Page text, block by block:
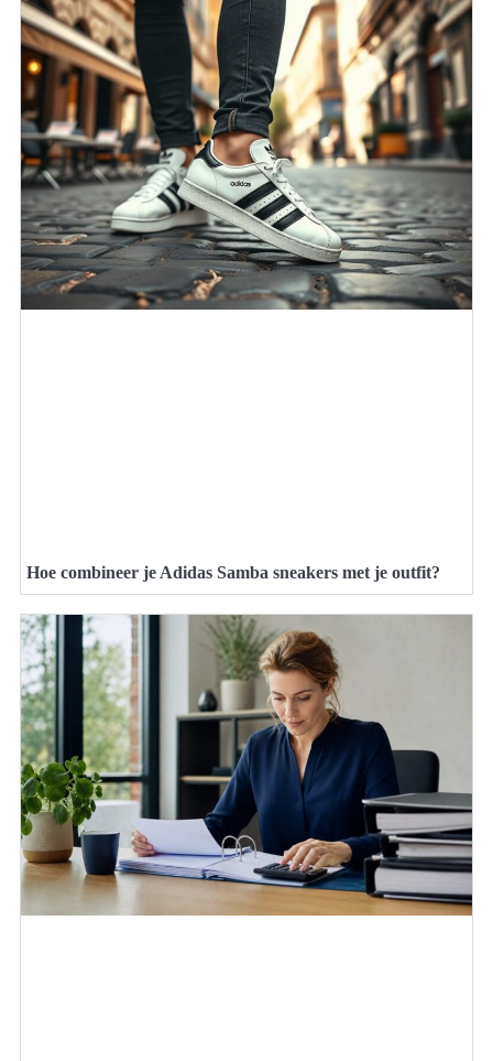
Hoe combineer je Adidas Samba sneakers met je outfit?